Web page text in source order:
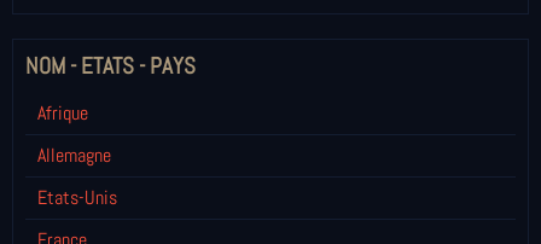
NOM - ETATS - PAYS
Afrique
Allemagne
Etats-Unis